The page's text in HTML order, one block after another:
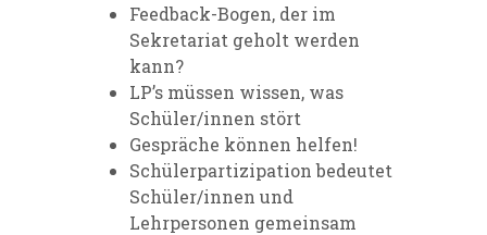
Feedback-Bogen, der im
Sekretariat geholt werden
kann?
LP’s müssen wissen, was
Schüler/innen stört
Gespräche können helfen!
Schülerpartizipation bedeutet
Schüler/innen und
Lehrpersonen gemeinsam